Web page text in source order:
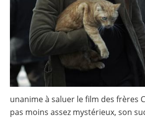
unanime à saluer le film des frères
pas moins assez mystérieux, son